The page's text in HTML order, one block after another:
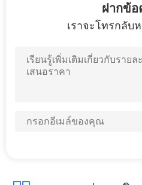
ฝากข้อ
เราจะโทรกลับ